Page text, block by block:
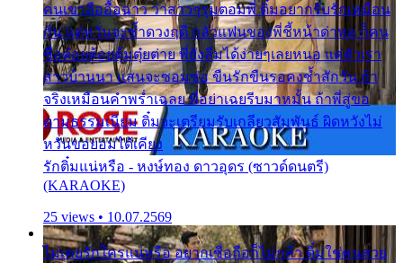
คนเขาลืออื้อฉาว ว่าสาวๆรุมตอมพี่ ติ๋มอยากรับรักเหมือน
กัน แต่หวั่นจะช้ำดวงฤดี กลัวแฟนของพี่ชี้หน้าด่าทอ ก็คน
ชื่อต๋อยต้อยตุ้มตุ๋ยต่าย พี่ยังลืมได้ง่ายๆเลยหนอ แค่ตัวเรา
สาวบ้านนา แสนจะซอมซ่อ ขืนรักขืนรอคงช้ำสักวัน ถ้า
จริงเหมือนคำพร่ำเฉลย พี่อย่าเฉยรีบมาหมั้น ถ้าพี่สู่ขอ
ตามธรรมเนียม ติ๋มจะเตรียมรับเกลียวสัมพันธ์ ผิดหวังไม่
หวั่นขอยอมได้เคียง
รักติ๋มแน่หรือ - หงษ์ทอง ดาวอุดร (ซาวด์ดนตรี)
(KARAOKE)
25 views • 10.07.2569
ไม่เคยรักใครแน่หรือ อยากเชื่อถือก็ไม่กล้า ติ๋มใช่คนสวย